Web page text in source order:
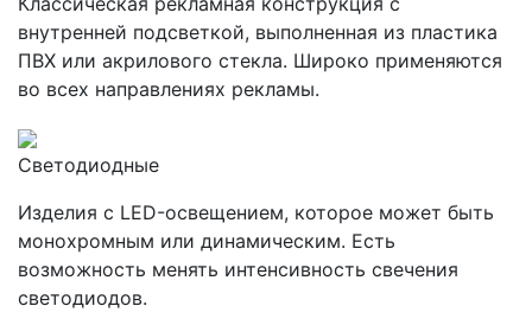
внутренней подсветкой, выполненная из пластика
ПВХ или акрилового стекла. Широко применяются
во всех направлениях рекламы.
Светодиодные
Изделия с LED-освещением, которое может быть
монохромным или динамическим. Есть
возможность менять интенсивность свечения
светодиодов.